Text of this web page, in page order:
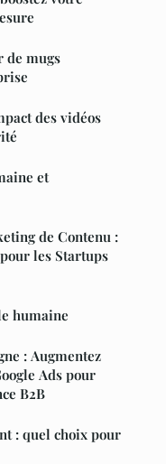
de mugs
des vidéos
et
de Contenu :
les Startups
humaine
: Augmentez
Ads pour
B2B
: quel choix pour